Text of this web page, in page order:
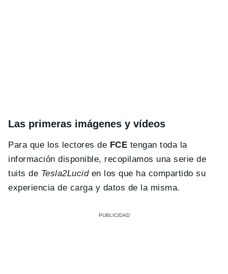
Las primeras imágenes y vídeos
Para que los lectores de FCE tengan toda la
información disponible, recopilamos una serie de
tuits de Tesla2Luciden los que ha compartido su
experiencia de carga y datos de la misma.